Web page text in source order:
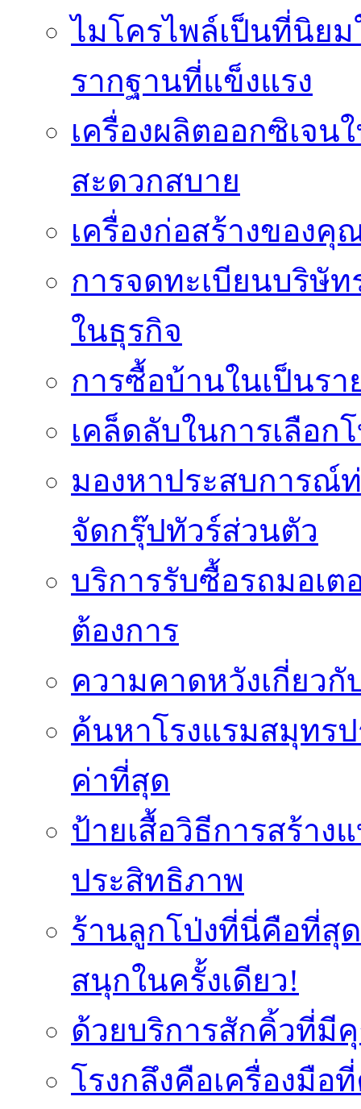
ไมโครไพล์เป็นที่นิยม
รากฐานที่แข็งแรง
เครื่องผลิตออกซิเจ
สะดวกสบาย
เครื่องก่อสร้างของ
การจดทะเบียนบริษั
ในธุรกิจ
การซื้อบ้านในเป็นร
เคล็ดลับในการเลือก
มองหาประสบการณ์
จัดกรุ๊ปทัวร์ส่วนตัว
บริการรับซื้อรถมอเ
ต้องการ
ความคาดหวังเกี่ยวกั
ค้นหาโรงแรมสมุทร
ค่าที่สุด
ป้ายเสื้อวิธีการสร้า
ประสิทธิภาพ
ร้านลูกโป่งที่นี่คือที่สุ
สนุกในครั้งเดียว!
ด้วยบริการสักคิ้วที่มี
โรงกลึงคือเครื่องมื